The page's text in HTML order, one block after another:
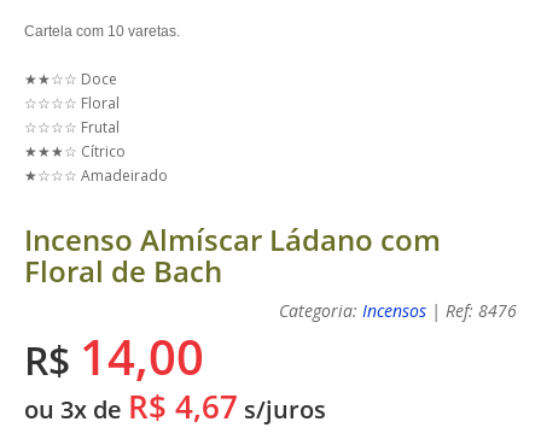
Cartela com 10 varetas.
★★☆☆ Doce
☆☆☆☆ Floral
☆☆☆☆ Frutal
★★★☆ Cítrico
★☆☆☆ Amadeirado
Incenso Almíscar Ládano com
Floral de Bach
Categoria: Incensos | Ref: 8476
R$ 14,00
ou 3x de R$ 4,67 s/juros